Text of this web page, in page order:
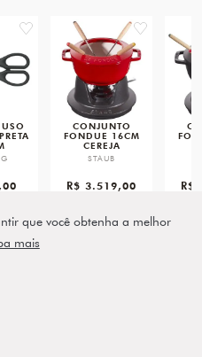
que você obtenha a melhor
mais
favorite favorite
CONJUNTO
FONDUE 16CM
CEREJA
STAUB
R$ 3.519,00 R$